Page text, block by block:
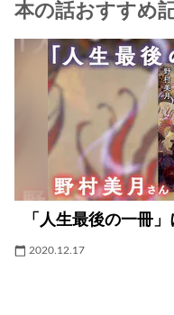
本の話おすすめ
「人生最後の一冊
2020.12.17